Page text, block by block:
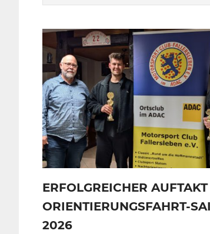
ERFOLGREICHER
ORIENTIERUNGSFAHRT-
2026